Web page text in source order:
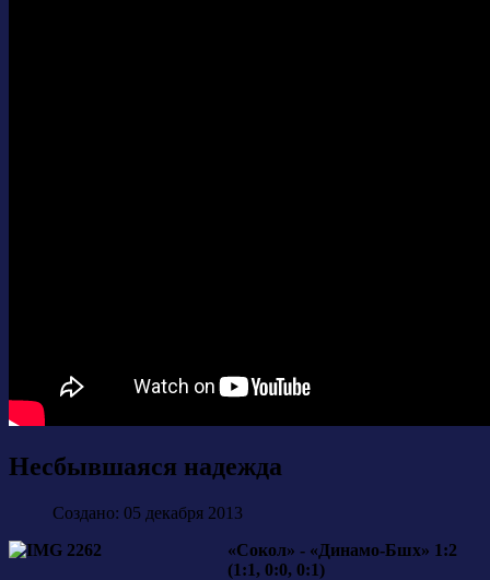
Несбывшаяся надежда
Создано: 05 декабря 2013
«Сокол» - «Динамо-Бшх» 1:2
(1:1, 0:0, 0:1)